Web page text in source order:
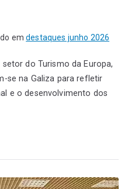
emdestaques junho 2026
do Turismo da Europa,
se na Galiza para refletir
e o desenvolvimento dos